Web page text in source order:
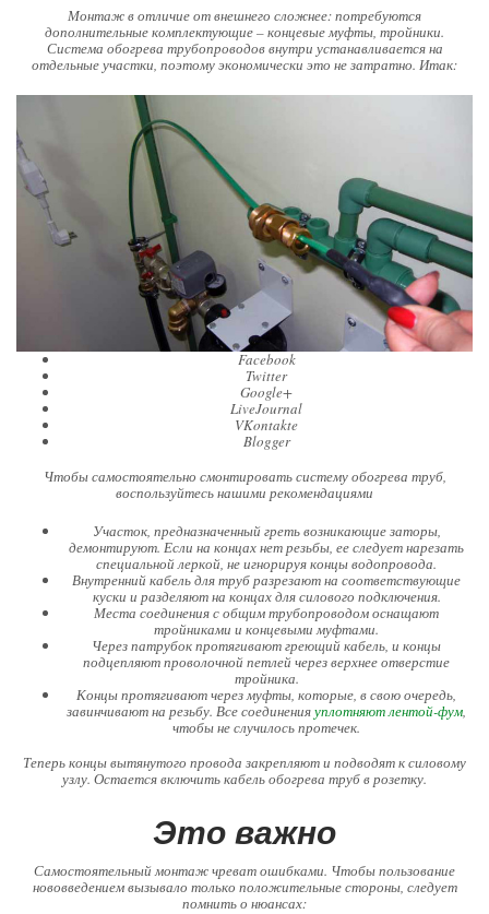
Монтаж в отличие от внешнего сложнее: потребуются
дополнительные комплектующие – концевые муфты, тройники.
Система обогрева трубопроводов внутри устанавливается на
отдельные участки, поэтому экономически это не затратно. Итак:
Facebook
Twitter
Google+
LiveJournal
VKontakte
Blogger
Чтобы самостоятельно смонтировать систему обогрева труб,
воспользуйтесь нашими рекомендациями
Участок, предназначенный греть возникающие заторы,
демонтируют. Если на концах нет резьбы, ее следует нарезать
специальной леркой, не игнорируя концы водопровода.
Внутренний кабель для труб разрезают на соответствующие
куски и разделяют на концах для силового подключения.
Места соединения с общим трубопроводом оснащают
тройниками и концевыми муфтами.
Через патрубок протягивают греющий кабель, и концы
подцепляют проволочной петлей через верхнее отверстие
тройника.
Концы протягивают через муфты, которые, в свою очередь,
завинчивают на резьбу. Все соединенияуплотняют лентой-фум,
чтобы не случилось протечек.
Теперь концы вытянутого провода закрепляют и подводят к силовому
узлу. Остается включить кабель обогрева труб в розетку.
Это важно
Самостоятельный монтаж чреват ошибками. Чтобы пользование
нововведением вызывало только положительные стороны, следует
помнить о нюансах: